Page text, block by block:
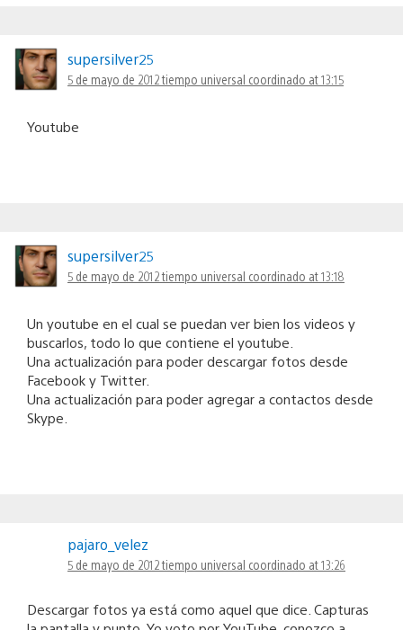
supersilver25
5 de mayo de 2012 tiempo universal coordinado at 13:15
Youtube
supersilver25
5 de mayo de 2012 tiempo universal coordinado at 13:18
Un youtube en el cual se puedan ver bien los videos y
buscarlos, todo lo que contiene el youtube.
Una actualización para poder descargar fotos desde
Facebook y Twitter.
Una actualización para poder agregar a contactos desde
Skype.
pajaro_velez
5 de mayo de 2012 tiempo universal coordinado at 13:26
Descargar fotos ya está como aquel que dice. Capturas